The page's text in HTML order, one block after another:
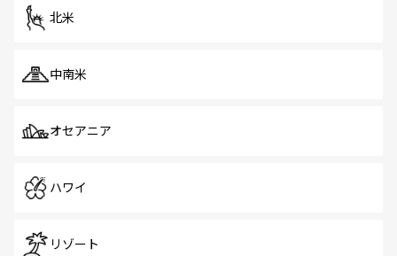
北米
中南米
オセアニア
ハワイ
リゾート